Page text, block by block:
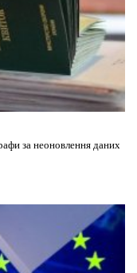
за неоновлення даних